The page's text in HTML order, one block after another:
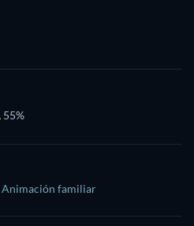
55%
Animación familiar